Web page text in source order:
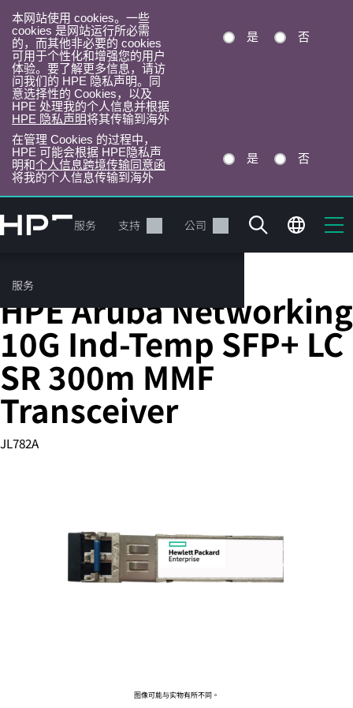
本网站使用 cookies。一些
cookies 是网站运行所必需
的，而其他非必要的 cookies
可用于个性化和增强您的用户
体验。要了解更多信息，请访
问我们的 HPE 隐私声明。同
意选择性的 Cookies，以及
HPE 处理我的个人信息并根据
HPE 隐私声明将其传输到海外
是 否
在管理 Cookies 的过程中，
HPE 可能会根据 HPE隐私声
明和个人信息跨境传输同意函
将我的个人信息传输到海外
是 否
转
到
目
录
产品 服务 支持 公司
服务
您的购物车目前是空的
存储收发器
HPE Aruba Networking
10G Ind-Temp SFP+ LC
SR 300m MMF
Transceiver
JL782A
图像可能与实物有所不同。